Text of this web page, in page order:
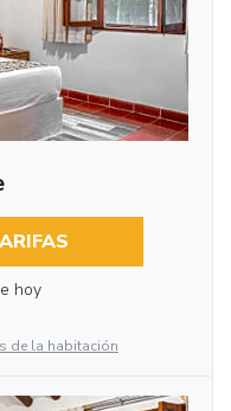
hoy
de la habitación